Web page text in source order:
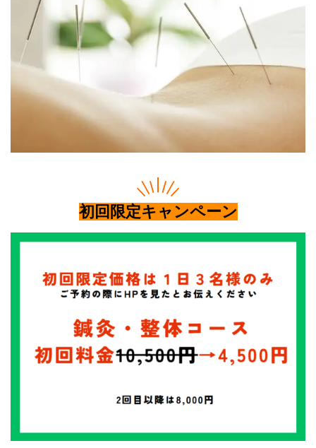
初回限定キャンペーン